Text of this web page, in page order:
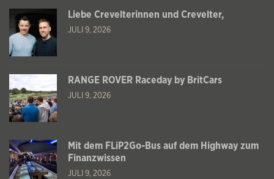
Liebe Crevelterinnen und Crevelter,
JULI 9, 2026
RANGE ROVER Raceday by BritCars
JULI 9, 2026
Mit dem FLiP2Go-Bus auf dem Highway zum
Finanzwissen
JULI 9, 2026